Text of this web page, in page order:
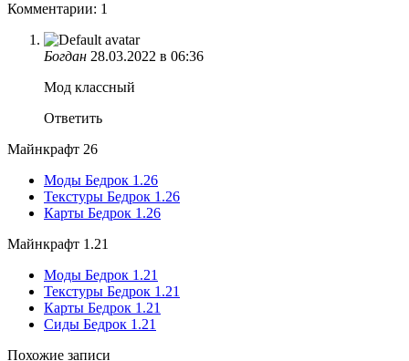
Комментарии: 1
Богдан 28.03.2022 в 06:36
Мод классный
Ответить
Майнкрафт 26
Моды Бедрок 1.26
Текстуры Бедрок 1.26
Карты Бедрок 1.26
Майнкрафт 1.21
Моды Бедрок 1.21
Текстуры Бедрок 1.21
Карты Бедрок 1.21
Сиды Бедрок 1.21
Похожие записи